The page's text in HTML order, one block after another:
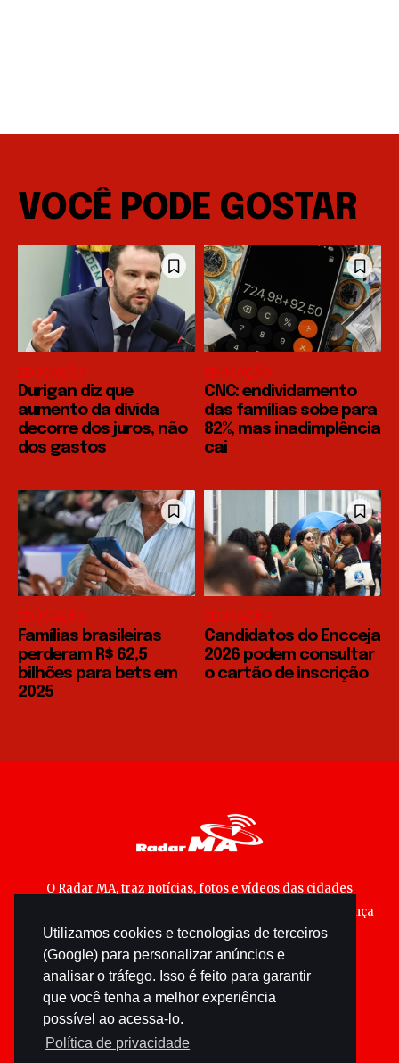
Utilizamos cookies e tecnologias de terceiros
(Google) para personalizar anúncios e
analisar o tráfego. Isso é feito para garantir
que você tenha a melhor experiência
possível ao acessa-lo.
Política de privacidade
VOCÊ PODE GOSTAR
EDUCAÇÃO
Durigan diz que
aumento da dívida
decorre dos juros, não
dos gastos
EDUCAÇÃO
CNC: endividamento
das famílias sobe para
82%, mas inadimplência
cai
EDUCAÇÃO
Famílias brasileiras
perderam R$ 62,5
bilhões para bets em
2025
EDUCAÇÃO
Candidatos do Encceja
2026 podem consultar
o cartão de inscrição
O Radar MA, traz notícias, fotos e vídeos das cidades
maranhenses; matérias especiais sobre política, segurança
pública e cultura popular.